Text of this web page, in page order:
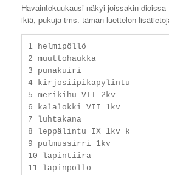
Havaintokuukausi näkyi joissakin
ikiä, pukuja tms. tämän luettelon
1 helmipöllö
2 muuttohaukka
3 punakuiri
4 kirjosiipikäpylintu
5 merikihu VII 2kv
6 kalalokki VII 1kv
7 luhtakana
8 leppälintu IX 1kv k
9 pulmussirri 1kv
10 lapintiira
11 lapinpöllö